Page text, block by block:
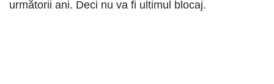
următorii ani. Deci nu va fi ultimul blocaj.